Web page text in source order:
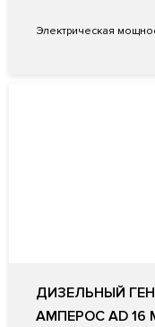
Электрическая
ДИЗЕЛЬНЫЙ
АМПЕРОС AD 16